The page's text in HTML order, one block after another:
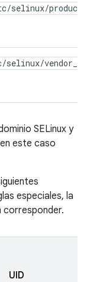
/selinux/
/selinux/
SELinux y
este caso
especiales, la
corresponder.
UID